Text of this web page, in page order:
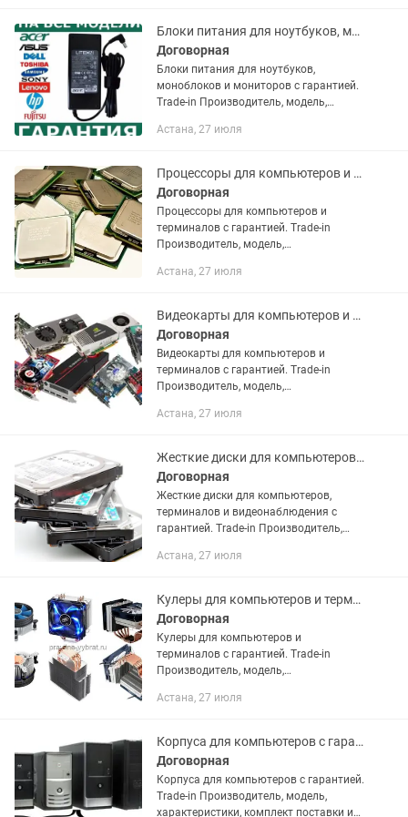
Блоки питания для ноутбуков, моноблоков и мониторов с гарантией.
Договорная
Блоки питания для ноутбуков,
моноблоков и мониторов с гарантией.
Trade-in Производитель, модель,
внешний вид данного товара могут
Астана, 27 июля
Процессоры для компьютеров и терминалов с гарантией.
Договорная
Процессоры для компьютеров и
терминалов с гарантией. Trade-in
Производитель, модель,
внешний вид данного товара могут
объявлении. В...
Астана, 27 июля
Видеокарты для компьютеров и терминалов с гарантией.
Договорная
Видеокарты для компьютеров и
терминалов с гарантией. Trade-in
Производитель, модель,
внешний вид данного товара могут
объявлении. В...
Астана, 27 июля
Жесткие диски для компьютеров, терминалов и видеонаблюдения с гарантией.
Договорная
Жесткие диски для компьютеров,
терминалов и видеонаблюдения с
гарантией. Trade-in Производитель,
поставки и внешний вид данного
указанных...
Астана, 27 июля
Кулеры для компьютеров и терминалов с гарантией.
Договорная
Кулеры для компьютеров и
терминалов с гарантией. Trade-in
Производитель, модель,
внешний вид данного товара могут
объявлении. В...
Астана, 27 июля
Корпуса для компьютеров с гарантией.
Договорная
Корпуса для компьютеров с гарантией.
Trade-in Производитель, модель,
характеристики, комплект поставки и